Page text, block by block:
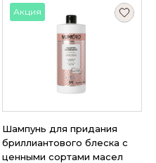
Акция
Шампунь для придания
бриллиантового блеска с
ценными сортами масел